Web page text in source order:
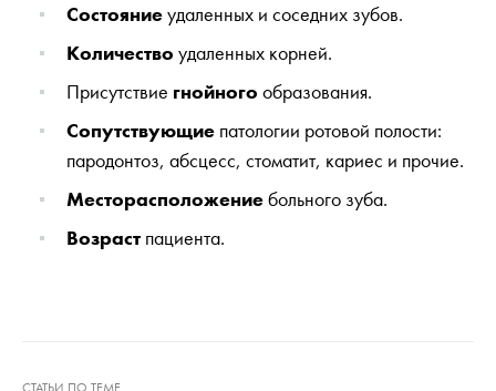
Состояниеудаленных и соседних зубов.
Количество удаленных корней.
Присутствие гнойного образования.
Сопутствующие патологии ротовой полости:
пародонтоз, абсцесс, стоматит, кариес и прочие.
Месторасположениебольного зуба.
Возраст пациента.